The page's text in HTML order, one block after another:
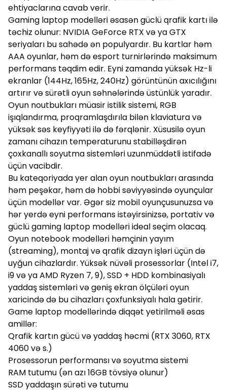
ehtiyaclarına cavab verir.
Gaming laptop modelləri əsasən güclü qrafik kartı ilə
təchiz olunur: NVIDIA GeForce RTX və ya GTX
seriyaları bu sahədə ən populyardır. Bu kartlar həm
AAA oyunlar, həm də esport turnirlərində maksimum
performans təqdim edir. Eyni zamanda yüksək Hz-li
ekranlar (144Hz, 165Hz, 240Hz) görüntünün axıcılığını
artırır və sürətli oyun səhnələrində üstünlük yaradır.
Oyun noutbukları müasir istilik sistemi, RGB
işıqlandırma, proqramlaşdırıla bilən klaviatura və
yüksək səs keyfiyyəti ilə də fərqlənir. Xüsusilə oyun
zamanı cihazın temperaturunu stabilləşdirən
çoxkanallı soyutma sistemləri uzunmüddətli istifadə
üçün vacibdir.
Bu kateqoriyada yer alan oyun noutbukları arasında
həm peşəkar, həm də hobbi səviyyəsində oyunçular
üçün modellər var. Əgər siz mobil oyunçusunuzsa və
hər yerdə eyni performans istəyirsinizsə, portativ və
güclü gaming laptop modelləri ideal seçim olacaq.
Oyun notebook modelləri həmçinin yayım
(streaming), montaj və qrafik dizayn işləri üçün də
uyğun cihazlardır. Yüksək nüvəli prosessorlar (Intel i7,
i9 və ya AMD Ryzen 7, 9), SSD + HDD kombinasiyalı
yaddaş sistemləri və geniş ekran ölçüləri oyun
xaricində də bu cihazları çoxfunksiyalı hala gətirir.
Game laptop modellərində diqqət yetirilməli əsas
amillər:
Qrafik kartın gücü və yaddaş həcmi (RTX 3060, RTX
4060 və s.)
Prosessorun performansı və soyutma sistemi
RAM tutumu (ən azı 16GB tövsiyə olunur)
SSD yaddaşın sürəti və tutumu